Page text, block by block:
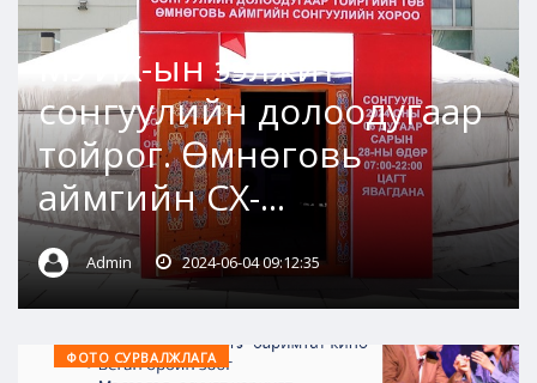
МУИХ-ын ээлжит
сонгуулийн долоодугаар
тойрог. Өмнөговь
аймгийн СХ-...
Admin 2024-06-04 09:12:35
ФОТО СУРВАЛЖЛАГА